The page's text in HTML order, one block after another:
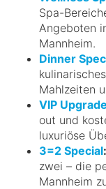
Spa-
Angeboten
Mannheim.
Dinner
Mahlzeiten
VIP
out und
luxuriöse
3=2 Special:
zwei – die
Mannheim